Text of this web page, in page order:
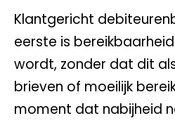
Klantgericht
eerste is
wordt, zonder dat dit
brieven of moeilijk
moment dat nabijheid